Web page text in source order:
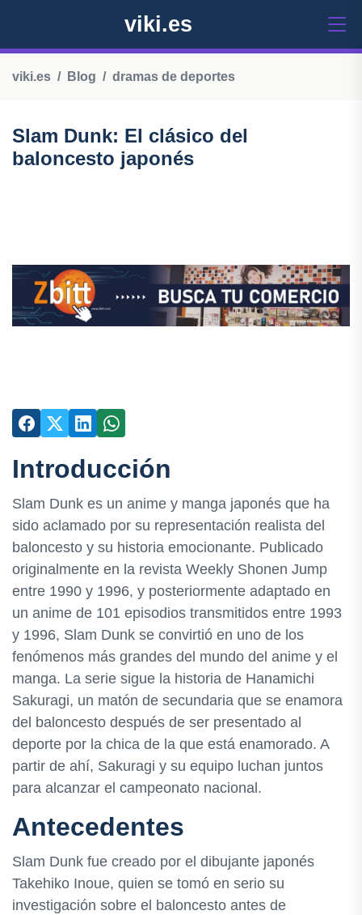
viki.es
viki.es Blog dramas de deportes
Slam Dunk: El clásico del
baloncesto japonés
Introducción
Slam Dunk es un anime y manga japonés que ha
sido aclamado por su representación realista del
baloncesto y su historia emocionante. Publicado
originalmente en la revista Weekly Shonen Jump
entre 1990 y 1996, y posteriormente adaptado en
un anime de 101 episodios transmitidos entre 1993
y 1996, Slam Dunk se convirtió en uno de los
fenómenos más grandes del mundo del anime y el
manga. La serie sigue la historia de Hanamichi
Sakuragi, un matón de secundaria que se enamora
del baloncesto después de ser presentado al
deporte por la chica de la que está enamorado. A
partir de ahí, Sakuragi y su equipo luchan juntos
para alcanzar el campeonato nacional.
Antecedentes
Slam Dunk fue creado por el dibujante japonés
Takehiko Inoue, quien se tomó en serio su
investigación sobre el baloncesto antes de